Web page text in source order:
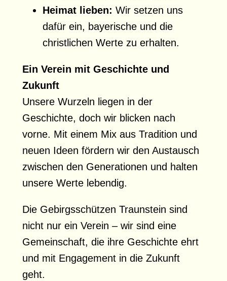
Heimat lieben: Wir setzen uns
dafür ein, bayerische und die
christlichen Werte zu erhalten.
Ein Verein mit Geschichte und
Zukunft
Unsere Wurzeln liegen in der
Geschichte, doch wir blicken nach
vorne. Mit einem Mix aus Tradition und
neuen Ideen fördern wir den Austausch
zwischen den Generationen und halten
unsere Werte lebendig.
Die Gebirgsschützen Traunstein sind
nicht nur ein Verein – wir sind eine
Gemeinschaft, die ihre Geschichte ehrt
und mit Engagement in die Zukunft
geht.